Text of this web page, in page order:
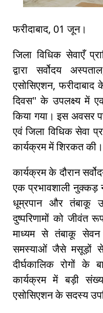
फरीदाबाद, 01 जून।
जिला विधिक सेवाएँ
द्वारा सर्वोदय
एसोसिएशन,
दिवस" के उपलक्ष्य में
किया गया। इस अवसर
एवं जिला विधिक सेवा
कार्यक्रम में शिरकत की।
कार्यक्रम के दौरान
एक प्रभावशाली नुक्कड़
धूम्रपान और तंबाकू
दुष्परिणामों को जीवंत
माध्यम से तंबाकू सेवन
समस्याओं जैसे मसूड़ों
दीर्घकालिक रोगों के
कार्यक्रम में बड़ी
एसोसिएशन के सदस्य